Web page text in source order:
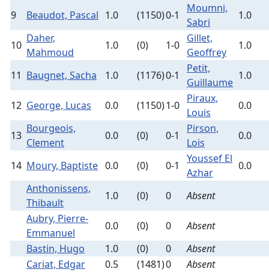
9 Beaudot, Pascal 1.0 (1150)0-1
Moumni,
Sabri
1.0
10
Daher,
Mahmoud
1.0 (0) 1-0
Gillet,
Geoffrey
1.0
11 Baugnet, Sacha 1.0 (1176)0-1
Petit,
Guillaume
1.0
12 George, Lucas 0.0 (1150)1-0
Piraux,
Louis
0.0
13
Bourgeois,
Clement
0.0 (0) 0-1
Pirson,
Lois
0.0
14 Moury, Baptiste 0.0 (0) 0-1
Youssef El
Azhar
0.0
Anthonissens,
Thibault
1.0 (0) 0
Absent
Aubry, Pierre-
Emmanuel
0.0 (0) 0
Absent
Bastin, Hugo
1.0 (0) 0
Absent
Cariat, Edgar
0.5 (1481)0
Absent